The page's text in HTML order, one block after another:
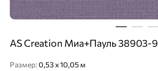
AS Creation Миа+Пауль 38903-9
Размер: 0,53 x 10,05 м